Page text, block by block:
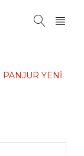
PANJUR YENİ